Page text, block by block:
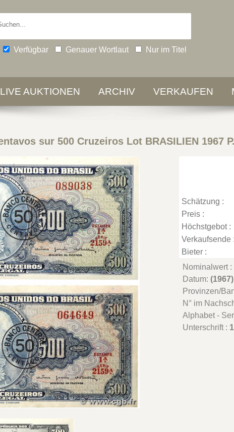
Verfügbar Genauer Wortlaut Nur im Titel
AUKTIONEN ARCHIV VERKAUFEN
sur 500 Cruzeiros Lot BRASILIEN 1967
Schätzung :
Preis :
Höchstgebot :
Verkaufsende :
Bieter :
Nominalwert :
Datum: (1967)
Provinzen/
N° im
Alphabet -
Unterschrift :